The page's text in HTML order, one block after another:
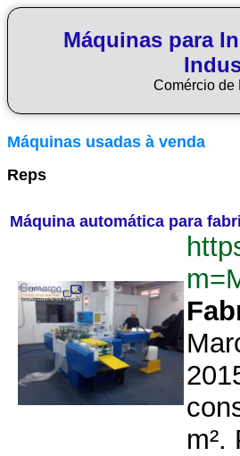
Máquinas para
Comércio de
Máquinas usadas à venda
Reps
Máquina automática para